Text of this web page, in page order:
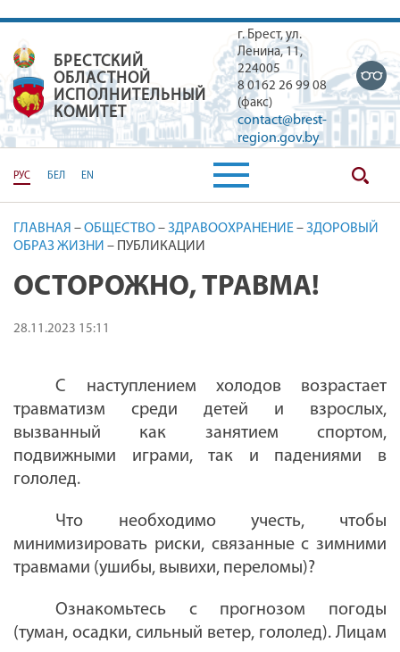
БРЕСТСКИЙ ОБЛАСТНОЙ
БРЕСТСКИЙ
ОБЛАСТНОЙ
ИСПОЛНИТЕЛЬНЫЙ
КОМИТЕТ
г. Брест, ул.
Ленина, 11,
224005
8 0162 26 99 08
(факс)
contact@brest-
region.gov.by
РУС БЕЛ EN
ГЛАВНАЯ –ОБЩЕСТВО–ЗДРАВООХРАНЕНИЕ–ЗДОРОВЫЙ
ОБРАЗ ЖИЗНИ – ПУБЛИКАЦИИ
ОСТОРОЖНО, ТРАВМА!
28.11.2023 15:11
С наступлением холодов возрастает
травматизм среди детей и взрослых,
вызванный как занятием спортом,
подвижными играми, так и падениями в
гололед.
Что необходимо учесть, чтобы
минимизировать риски, связанные с зимними
травмами (ушибы, вывихи, переломы)?
Ознакомьтесь с прогнозом погоды
(туман, осадки, сильный ветер, гололед). Лицам